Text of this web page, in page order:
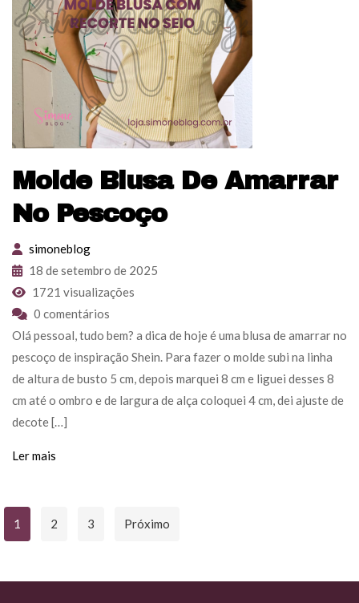
Molde Blusa De Amarrar
No Pescoço
simoneblog
18 de setembro de 2025
1721 visualizações
0 comentários
Olá pessoal, tudo bem? a dica de hoje é uma blusa de amarrar no
pescoço de inspiração Shein. Para fazer o molde subi na linha
de altura de busto 5 cm, depois marquei 8 cm e liguei desses 8
cm até o ombro e de largura de alça coloquei 4 cm, dei ajuste de
decote […]
Ler mais
Paginação
Posts
1 2 3 Próximo